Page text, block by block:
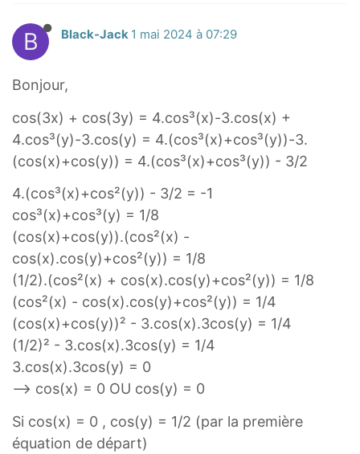
o
s
(
)
=
1
2
)
+
c
s
(
3
y
)
=
-
1
s
o
)
+
(
y
)
c
s
(
x
)
+
c
o
s
(
y
B Black-Jack 1 mai 2024 à 07:29
Bonjour,
cos(3x) + cos(3y) = 4.cos³(x)-3.cos(x) +
4.cos³(y)-3.cos(y) = 4.(cos³(x)+cos³(y))-3.
(cos(x)+cos(y)) = 4.(cos³(x)+cos³(y)) - 3/2
4.(cos³(x)+cos²(y)) - 3/2 = -1
cos³(x)+cos³(y) = 1/8
(cos(x)+cos(y)).(cos²(x) -
cos(x).cos(y)+cos²(y)) = 1/8
(1/2).(cos²(x) + cos(x).cos(y)+cos²(y)) = 1/8
(cos²(x) - cos(x).cos(y)+cos²(y)) = 1/4
(cos(x)+cos(y))² - 3.cos(x).3cos(y) = 1/4
(1/2)² - 3.cos(x).3cos(y) = 1/4
3.cos(x).3cos(y) = 0
--> cos(x) = 0 OU cos(y) = 0
Si cos(x) = 0 , cos(y) = 1/2 (par la première
équation de départ)